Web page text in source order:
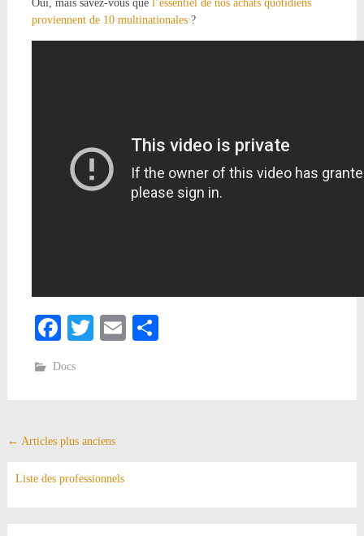
Oui, mais savez-vous que l’essentiel de nos achats quotidiens
proviennent de 10 multinationales?
Facebook
TwitterEmail
Docs
Navigation
au
← Articles plus anciens
Liste des professionnels